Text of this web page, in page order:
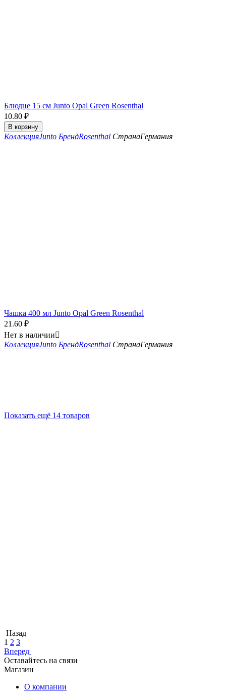
Блюдце 15 см Junto Opal Green Rosenthal
10.80 ₽
В корзину
КоллекцияJunto БрендRosenthal СтранаГермания
Чашка 400 мл Junto Opal Green Rosenthal
21.60 ₽
Нет в наличии
КоллекцияJunto БрендRosenthal СтранаГермания
Показать ещё 14 товаров
Назад
1 2 3
Вперед
Оставайтесь на связи
Магазин
О компании